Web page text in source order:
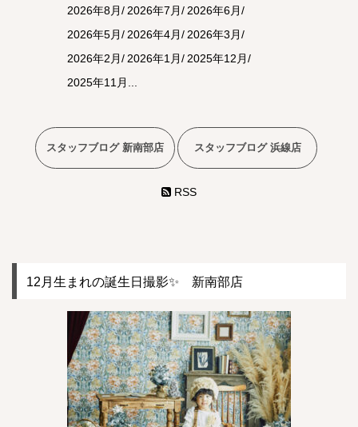
12月生まれの誕生日撮影✨ 新南部店
2026年8月 2026年7月
2026年6月
2026年5月
2026年4月
2026年3月
2026年2月
2026年1月
2025年12月
2025年11月
スタッフブログ 新南部店 スタッフブログ 浜線店
RSS